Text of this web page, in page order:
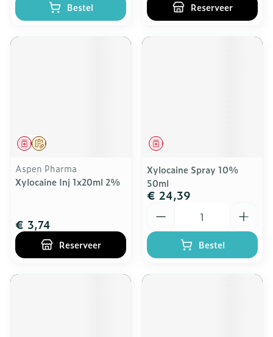
Bestel Reserveer
Op voorschrift
Geneesmiddel
Aspen Pharma
Xylocaine Inj 1x20ml 2%
€ 3,74
Reserveer
Geneesmiddel
Xylocaine Spray 10%
50ml
€ 24,39
Bestel